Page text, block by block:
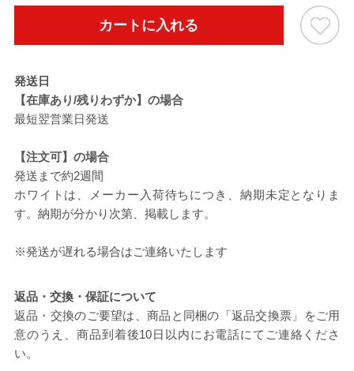
カートに入れる
発送日
【在庫あり/残りわずか】の場合
最短翌営業日発送
【注文可】の場合
発送まで約2週間
ホワイトは、メーカー入荷待ちにつき、納期未定となりま
す。納期が分かり次第、掲載します。
※発送が遅れる場合はご連絡いたします
返品・交換・保証について
返品・交換のご要望は、商品と同梱の「返品交換票」をご用
意のうえ、商品到着後10日以内にお電話にてご連絡くださ
い。